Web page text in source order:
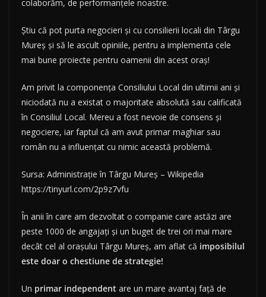
colaborăm, de performanțele noastre.
Știu că pot purta negocieri și cu consilierii locali din Târgu
Mureș și să le ascult opiniile, pentru a implementa cele
mai bune proiecte pentru oamenii din acest oraș!
Am privit la componența Consiliului Local din ultimii ani și
niciodată nu a existat o majoritate absolută sau calificată
în Consiliul Local. Mereu a fost nevoie de consens și
negociere, iar faptul că am avut primar maghiar sau
român nu a influențat cu nimic această problemă.
Sursa: Administrație în Târgu Mureș – Wikipedia
https://tinyurl.com/2p9z7vfu
În anii în care am dezvoltat o companie care astăzi are
peste 1000 de angajați și un buget de trei ori mai mare
decât cel al orașului Târgu Mureș, am aflat că imposibilul
este doar o chestiune de strategie!
Un primar independent are un mare avantaj față de